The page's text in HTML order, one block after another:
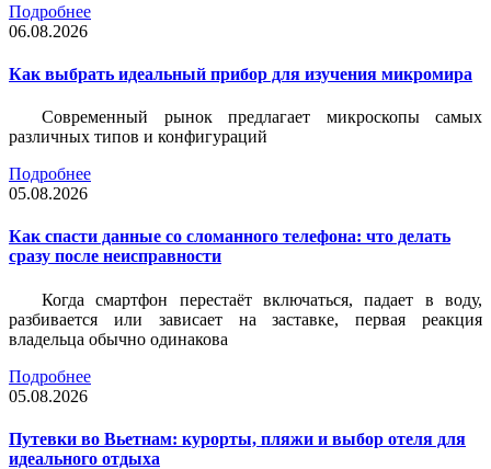
Подробнее
06.08.2026
Как выбрать идеальный прибор для изучения микромира
Современный рынок предлагает микроскопы самых
различных типов и конфигураций
Подробнее
05.08.2026
Как спасти данные со сломанного телефона: что делать
сразу после неисправности
Когда смартфон перестаёт включаться, падает в воду,
разбивается или зависает на заставке, первая реакция
владельца обычно одинакова
Подробнее
05.08.2026
Путевки во Вьетнам: курорты, пляжи и выбор отеля для
идеального отдыха